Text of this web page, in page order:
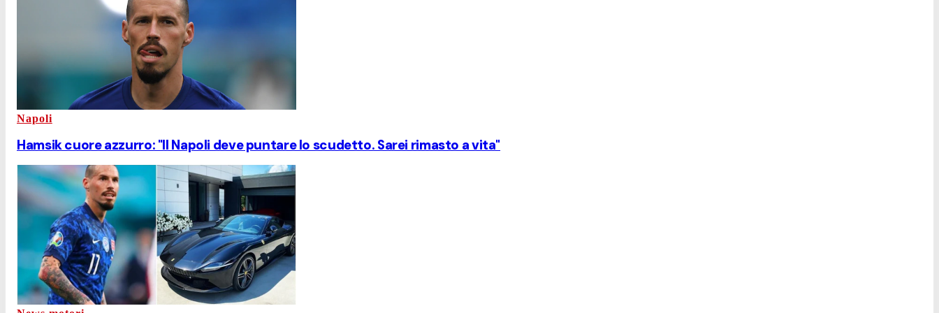
Napoli
Hamsik cuore azzurro: "Il Napoli deve puntare lo scudetto. Sarei rimasto a vita"